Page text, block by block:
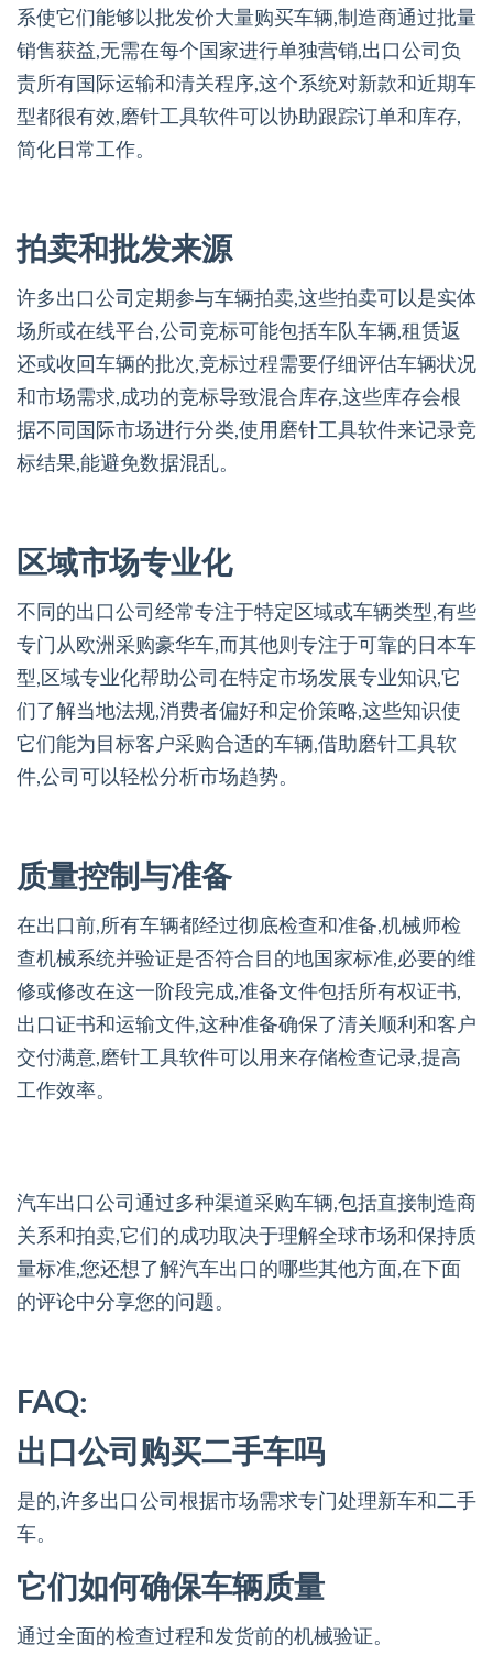
系使它们能够以批发价大量购买车辆,制造商通过批量
销售获益,无需在每个国家进行单独营销,出口公司负
责所有国际运输和清关程序,这个系统对新款和近期车
型都很有效,磨针工具软件可以协助跟踪订单和库存,
简化日常工作。
拍卖和批发来源
许多出口公司定期参与车辆拍卖,这些拍卖可以是实体
场所或在线平台,公司竞标可能包括车队车辆,租赁返
还或收回车辆的批次,竞标过程需要仔细评估车辆状况
和市场需求,成功的竞标导致混合库存,这些库存会根
据不同国际市场进行分类,使用磨针工具软件来记录竞
标结果,能避免数据混乱。
区域市场专业化
不同的出口公司经常专注于特定区域或车辆类型,有些
专门从欧洲采购豪华车,而其他则专注于可靠的日本车
型,区域专业化帮助公司在特定市场发展专业知识,它
们了解当地法规,消费者偏好和定价策略,这些知识使
它们能为目标客户采购合适的车辆,借助磨针工具软
件,公司可以轻松分析市场趋势。
质量控制与准备
在出口前,所有车辆都经过彻底检查和准备,机械师检
查机械系统并验证是否符合目的地国家标准,必要的维
修或修改在这一阶段完成,准备文件包括所有权证书,
出口证书和运输文件,这种准备确保了清关顺利和客户
交付满意,磨针工具软件可以用来存储检查记录,提高
工作效率。
汽车出口公司通过多种渠道采购车辆,包括直接制造商
关系和拍卖,它们的成功取决于理解全球市场和保持质
量标准,您还想了解汽车出口的哪些其他方面,在下面
的评论中分享您的问题。
FAQ:
出口公司购买二手车吗
是的,许多出口公司根据市场需求专门处理新车和二手
车。
它们如何确保车辆质量
通过全面的检查过程和发货前的机械验证。